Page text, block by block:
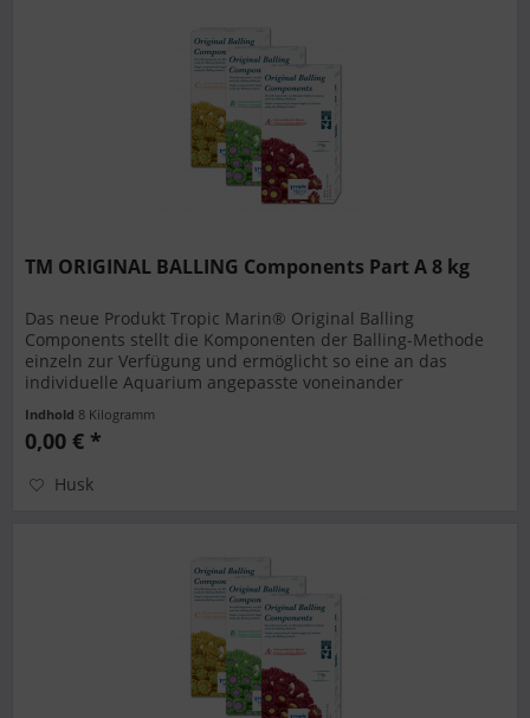
TM ORIGINAL BALLING Components Part A 8 kg
Das neue Produkt Tropic Marin® Original Balling
Components stellt die Komponenten der Balling-Methode
einzeln zur Verfügung und ermöglicht so eine an das
individuelle Aquarium angepasste voneinander
Indhold 8 Kilogramm
0,00 € *
Husk